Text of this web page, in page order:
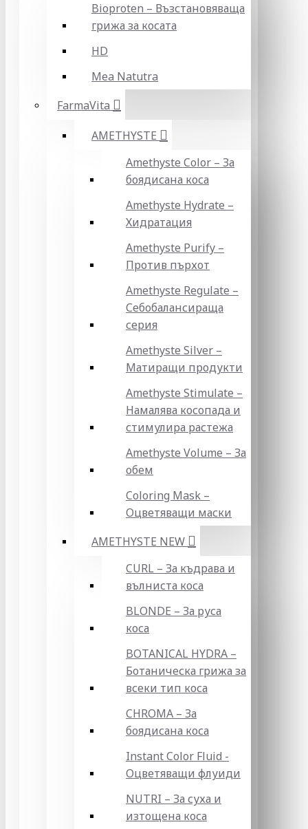
Bioproten – Възстановяваща
грижа за косата
HD
Mea Natutra
FarmaVita
AMETHYSTE
Amethyste Color – За
боядисана коса
Amethyste Hydrate –
Хидратация
Amethyste Purify –
Против пърхот
Amethyste Regulate –
Себобалансираща
серия
Amethyste Silver –
Матиращи продукти
Amethyste Stimulate –
Намалява косопада и
стимулира растежа
Amethyste Volume – За
обем
Coloring Mask –
Оцветяващи маски
AMETHYSTE NEW
CURL – За къдрава и
вълниста коса
BLONDE – За руса
коса
BOTANICAL HYDRA –
Ботаническа грижа за
всеки тип коса
CHROMA – За
боядисана коса
Instant Color Fluid -
Оцветяващи флуиди
NUTRI – За суха и
изтощена коса